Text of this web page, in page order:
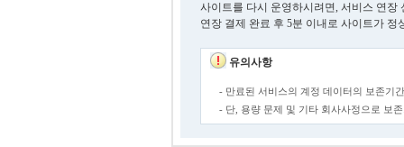
사이트를 다시 운영하시려면, 서비스 연장
연장 결제 완료 후 5분 이내로 사이트가 정
유의사항
- 만료된 서비스의 계정 데이터의 보존기
- 단, 용량 문제 및 기타 회사사정으로 보